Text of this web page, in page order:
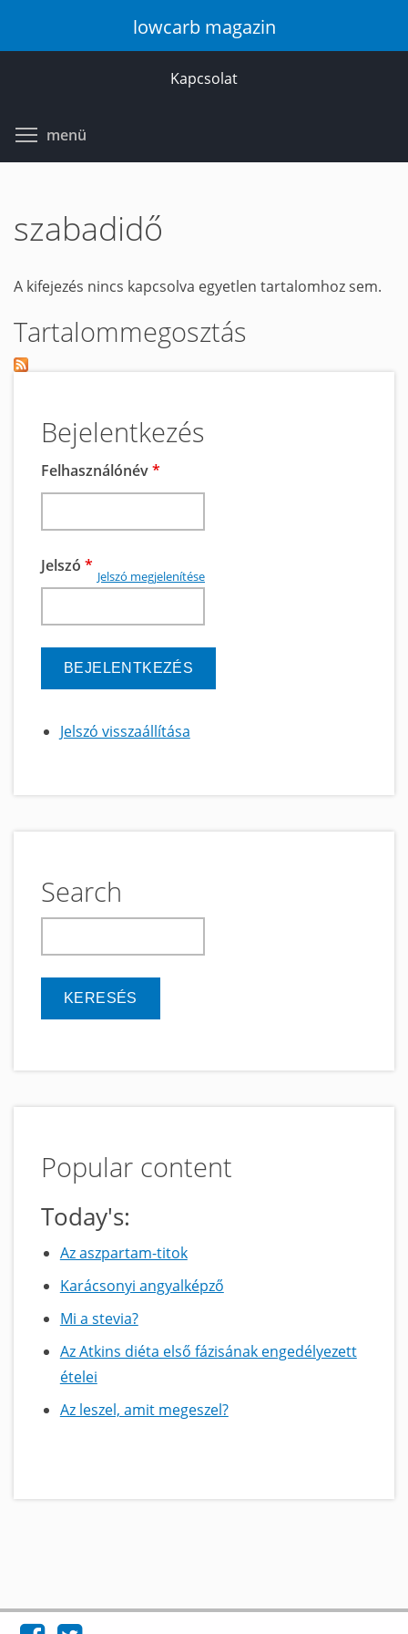
lowcarb magazin
Kapcsolat
menü
szabadidő
A kifejezés nincs kapcsolva egyetlen tartalomhoz sem.
Tartalommegosztás
Bejelentkezés
Felhasználónév*
Jelszó *
Jelszó megjelenítése
Jelszó visszaállítása
Search
Popular content
Today's:
Az aszpartam-titok
Karácsonyi angyalképző
Mi a stevia?
Az Atkins diéta első fázisának engedélyezett
ételei
Az leszel, amit megeszel?